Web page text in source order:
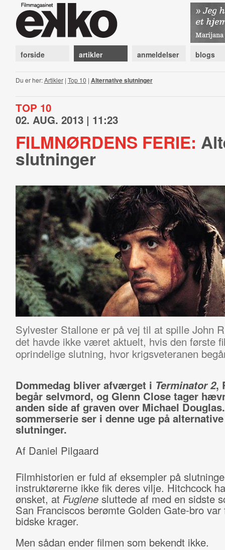
forside artikler anmeldelser blogs
Du er her:Artikler| Top 10 | Alternative slutninger
TOP 10
02. AUG. 2013 | 11:23
FILMNØRDENS FERIE:
slutninger
Sylvester Stallone er på vej til at spille John
det havde ikke været aktuelt, hvis den første
oprindelige slutning, hvor krigsveteranen
Dommedag bliver afværget i Terminator 2,
begår selvmord, og Glenn Close tager
anden side af graven over Michael
sommerserie ser i denne uge på alternative
slutninger.
Af Daniel Pilgaard
Filmhistorien er fuld af eksempler på
instruktørerne ikke fik deres vilje. Hitchcock
ønsket, at Fuglene sluttede af med en sidste
San Franciscos berømte Golden Gate-bro var
bidske krager.
Men sådan ender filmen som bekendt ikke.